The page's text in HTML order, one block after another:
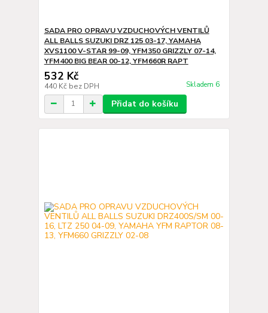
SADA PRO OPRAVU VZDUCHOVÝCH VENTILŮ
ALL BALLS SUZUKI DRZ 125 03-17, YAMAHA
XVS1100 V-STAR 99-09, YFM350 GRIZZLY 07-14,
YFM400 BIG BEAR 00-12, YFM660R RAPT
532 Kč
440 Kč bez DPH Skladem 6
Přidat do košíku